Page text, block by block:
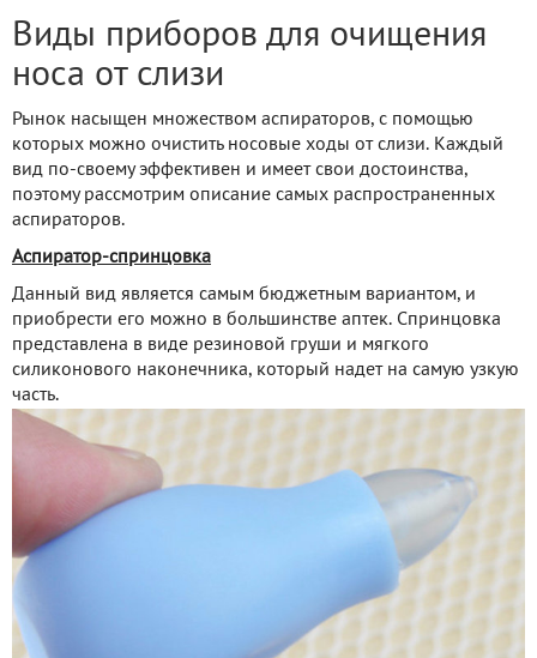
Виды приборов для очищения
носа от слизи
Рынок насыщен множеством аспираторов, с помощью
которых можно очистить носовые ходы от слизи. Каждый
вид по-своему эффективен и имеет свои достоинства,
поэтому рассмотрим описание самых распространенных
аспираторов.
Аспиратор-спринцовка
Данный вид является самым бюджетным вариантом, и
приобрести его можно в большинстве аптек. Спринцовка
представлена в виде резиновой груши и мягкого
силиконового наконечника, который надет на самую узкую
часть.